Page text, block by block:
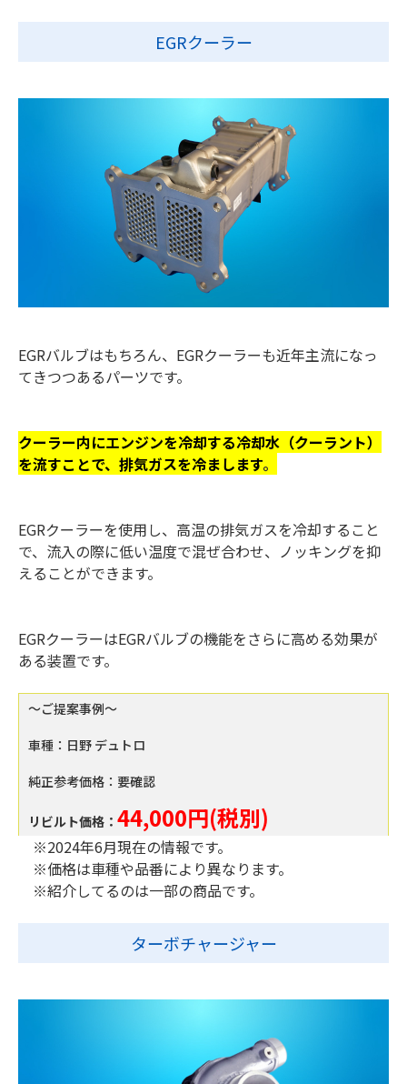
EGRクーラー
EGRバルブはもちろん、EGRクーラーも近年主流になっ
てきつつあるパーツです。
クーラー内にエンジンを冷却する冷却水（クーラント）
を流すことで、排気ガスを冷まします。
EGRクーラーを使用し、高温の排気ガスを冷却すること
で、流入の際に低い温度で混ぜ合わせ、ノッキングを抑
えることができます。
EGRクーラーはEGRバルブの機能をさらに高める効果が
ある装置です。
～ご提案事例～
車種：日野 デュトロ
純正参考価格：要確認
リビルト価格： 44,000円(税別)
※2024年6月現在の情報です。
※価格は車種や品番により異なります。
※紹介してるのは一部の商品です。
ターボチャージャー